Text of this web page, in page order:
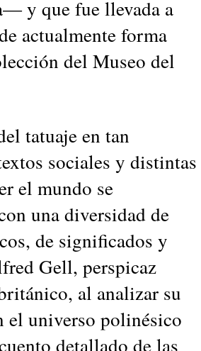
y que fue llevada a
actualmente forma
del Museo del
tatuaje en tan
sociales y distintas
el mundo se
una diversidad de
de significados y
Gell, perspicaz
al analizar su
el universo polinésico
detallado de las